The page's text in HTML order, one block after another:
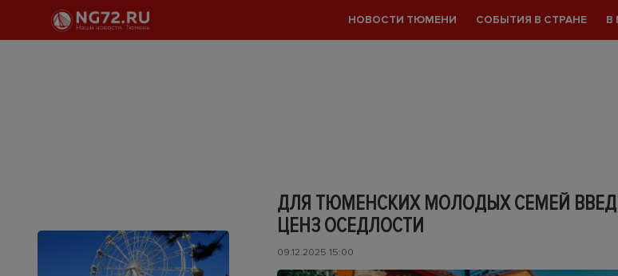
НОВОСТИ ТЮМЕНИ СОБЫТИЯ В СТРАНЕ В
ДЛЯ ТЮМЕНСКИХ МОЛОДЫХ СЕМЕЙ
ЦЕНЗ ОСЕДЛОСТИ
09.12.2025 15:00